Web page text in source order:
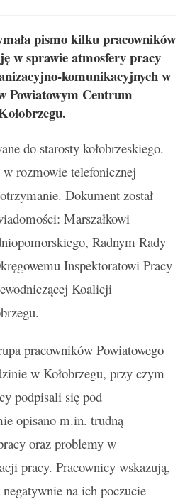
pismo kilku pracowników
w sprawie atmosfery pracy
komunikacyjnych w
Powiatowym Centrum
do starosty kołobrzeskiego.
rozmowie telefonicznej
Dokument został
Marszałkowi
Radnym Rady
Inspektoratowi Pracy
Koalicji
pracowników Powiatowego
w Kołobrzegu, przy czym
podpisali się pod
opisano m.in. trudną
oraz problemy w
pracy. Pracownicy wskazują,
na ich poczucie